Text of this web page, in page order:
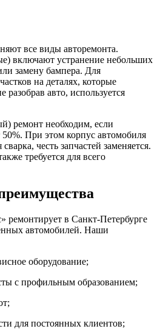
все виды авторемонта.
включают устранение небольших
замену бампера. Для
на деталях, которые
авто, используется
ремонт необходим, если
При этом корпус автомобиля
честь запчастей заменяется.
требуется для всего
ремонтирует в Санкт-Петербурге
автомобилей. Наши
оборудование;
с профильным образованием;
для постоянных клиентов;